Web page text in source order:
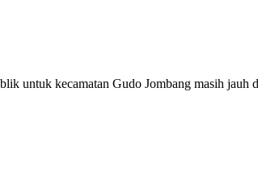
untuk kecamatan Gudo Jombang masih jauh